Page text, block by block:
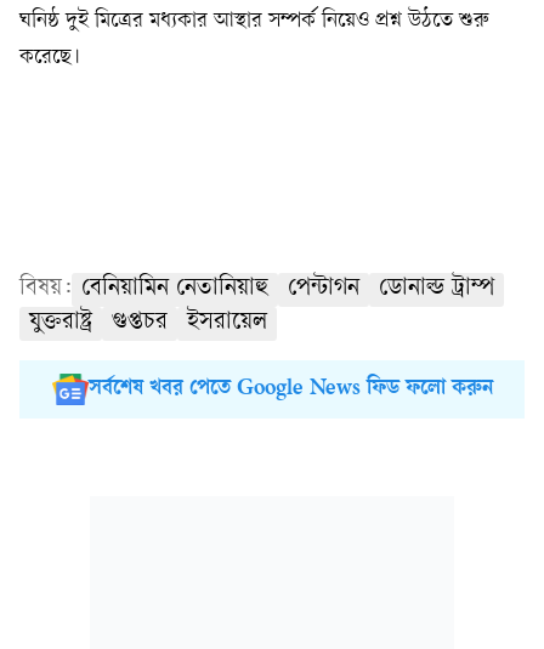
ঘনিষ্ঠ দুই মিত্রের মধ্যকার আস্থার সম্পর্ক নিয়েও প্রশ্ন উঠতে শুরু
করেছে।
বিষয়: বেনিয়ামিন নেতানিয়াহু পেন্টাগন
ডোনাল্ড ট্রাম্প
যুক্তরাষ্ট্র
গুপ্তচর ইসরায়েল
সর্বশেষ খবর পেতে Google News ফিড ফলো করুন